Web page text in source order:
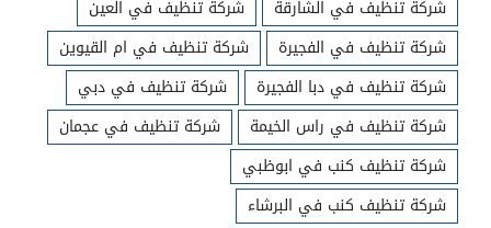
شركة تنظيف في الشارقة
شركة تنظيف في العين
شركة تنظيف في الفجيرة
شركة تنظيف في ام القيوين
شركة تنظيف في دبا الفجيرة
شركة تنظيف في دبي
شركة تنظيف في راس الخيمة
شركة تنظيف في عجمان
شركة تنظيف كنب في ابوظبي
شركة تنظيف كنب في البرشاء